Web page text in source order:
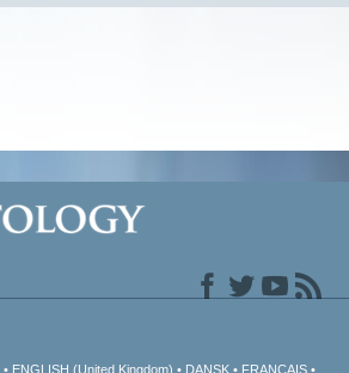
ENGLISH (United Kingdom) DANSK FRANÇAIS